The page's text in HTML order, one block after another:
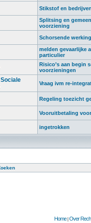
Stikstof en
Splitsing en
voorziening
Schorsende
melden gevaarlijke
particulier
Risico’s aan begin
voorzieningen
Vraag ivm re-
Regeling toezicht
Vooruitbetaling
ingetrokken
Home|Over